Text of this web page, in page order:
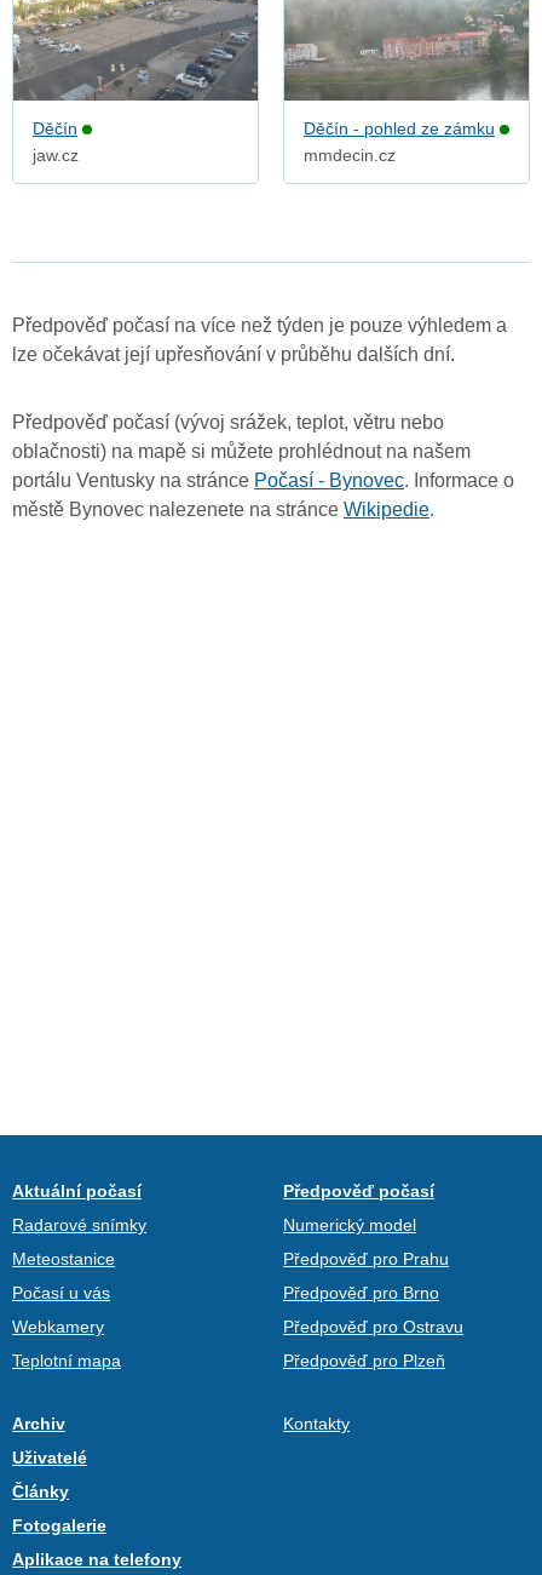
Děčín
jaw.cz
Děčín - pohled ze zámku
mmdecin.cz
Předpověď počasí na více než týden je pouze výhledem a
lze očekávat její upřesňování v průběhu dalších dní.
Předpověď počasí (vývoj srážek, teplot, větru nebo
oblačnosti) na mapě si můžete prohlédnout na našem
portálu Ventusky na stránce Počasí - Bynovec. Informace o
městě Bynovec nalezenete na stránce Wikipedie.
Aktuální počasí
Radarové snímky
Meteostanice
Počasí u vás
Webkamery
Teplotní mapa
Předpověď počasí
Numerický model
Předpověď pro Prahu
Předpověď pro Brno
Předpověď pro Ostravu
Předpověď pro Plzeň
Archiv
Uživatelé
Články
Fotogalerie
Aplikace na telefony
Kontakty